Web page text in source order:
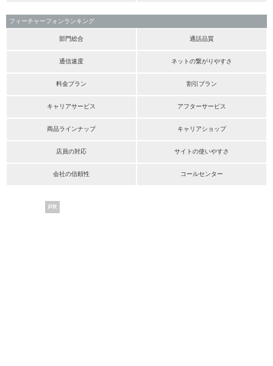
フィーチャーフォンランキング
部門総合 通話品質
通信速度 ネットの繋がりやすさ
料金プラン 割引プラン
キャリアサービス アフターサービス
商品ラインナップ キャリアショップ
店員の対応 サイトの使いやすさ
会社の信頼性 コールセンター
PR